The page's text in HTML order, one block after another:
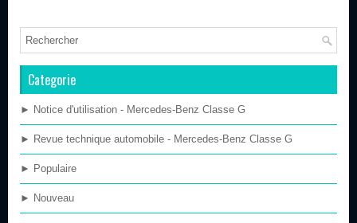
Categorie
► Notice d'utilisation - Mercedes-Benz Classe G
► Revue technique automobile - Mercedes-Benz Classe G
► Populaire
► Nouveau